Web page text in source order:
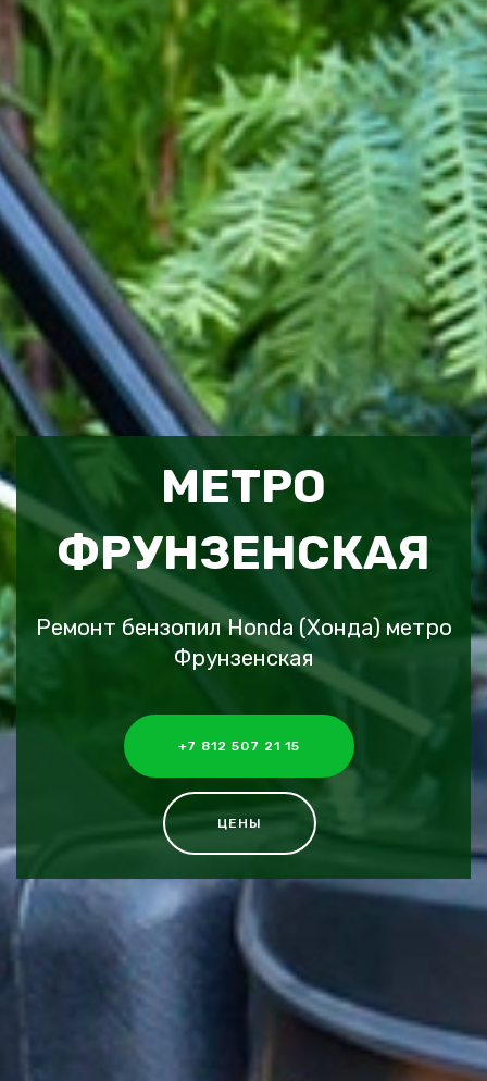
МЕТРО
ФРУНЗЕНСКАЯ
Ремонт бензопил Honda (Хонда) метро
Фрунзенская
+7 812 507 21 15
ЦЕНЫ